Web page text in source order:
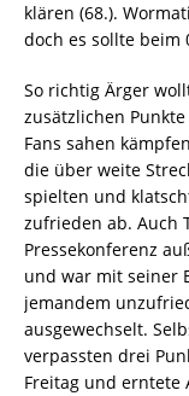
klären (68.).
doch es sollte beim
So richtig Ärger
zusätzlichen
Fans sahen
die über weite
spielten und
zufrieden ab. Auch
Pressekonferenz
und war mit seiner
jemandem
ausgewechselt.
verpassten drei
Freitag und erntete